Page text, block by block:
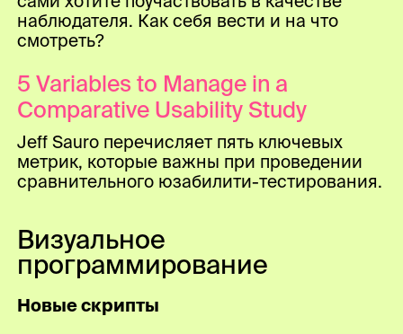
наблюдателя. Как себя вести и на что
смотреть?
5 Variables to Manage in a
Comparative Usability Study
Jeff Sauro перечисляет пять ключевых
метрик, которые важны при проведении
сравнительного юзабилити-тестирования.
Визуальное
программирование
Новые скрипты